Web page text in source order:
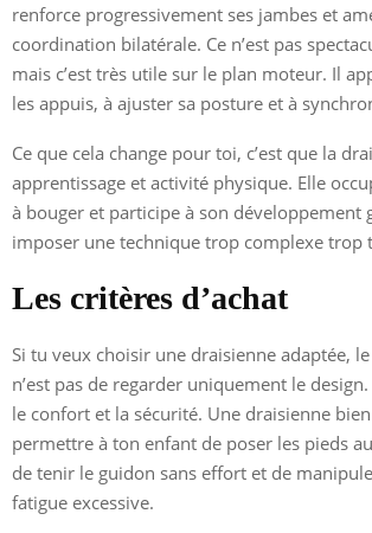
renforce progressivement ses jambes et
coordination bilatérale. Ce n’est pas
mais c’est très utile sur le plan moteur. Il
les appuis, à ajuster sa posture et à
Ce que cela change pour toi, c’est que la
apprentissage et activité physique. Elle
à bouger et participe à son développement
imposer une technique trop complexe trop
Les critères d’achat
Si tu veux choisir une draisienne adaptée,
n’est pas de regarder uniquement le design.
le confort et la sécurité. Une draisienne
permettre à ton enfant de poser les pieds
de tenir le guidon sans effort et de
fatigue excessive.